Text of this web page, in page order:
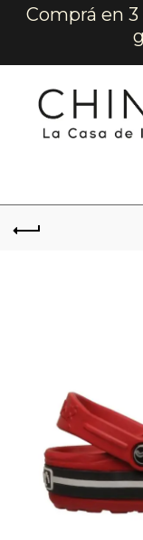
Comprá en